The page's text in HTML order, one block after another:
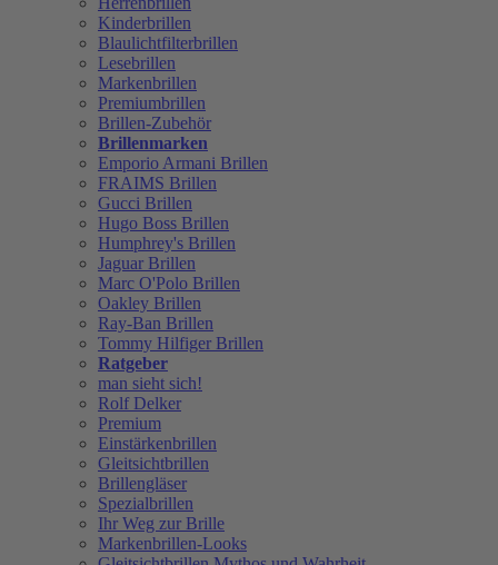
Kinderbrillen
Blaulichtfilterbrillen
Lesebrillen
Markenbrillen
Premiumbrillen
Brillen-Zubehör
Brillenmarken
Emporio Armani Brillen
FRAIMS Brillen
Gucci Brillen
Hugo Boss Brillen
Humphrey's Brillen
Jaguar Brillen
Marc O'Polo Brillen
Oakley Brillen
Ray-Ban Brillen
Tommy Hilfiger Brillen
Ratgeber
man sieht sich!
Rolf Delker
Premium
Einstärkenbrillen
Gleitsichtbrillen
Brillengläser
Spezialbrillen
Ihr Weg zur Brille
Markenbrillen-Looks